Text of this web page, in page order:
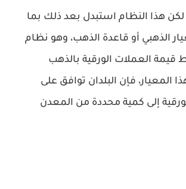
هذا النظام استبدل بعد ذلك بما
الذهبي أو قاعدة الذهب، وهو نظام
قيمة العملات الورقية بالذهب
المعيار، فإن البلدان توافق على
إلى كمية محددة من المعدن